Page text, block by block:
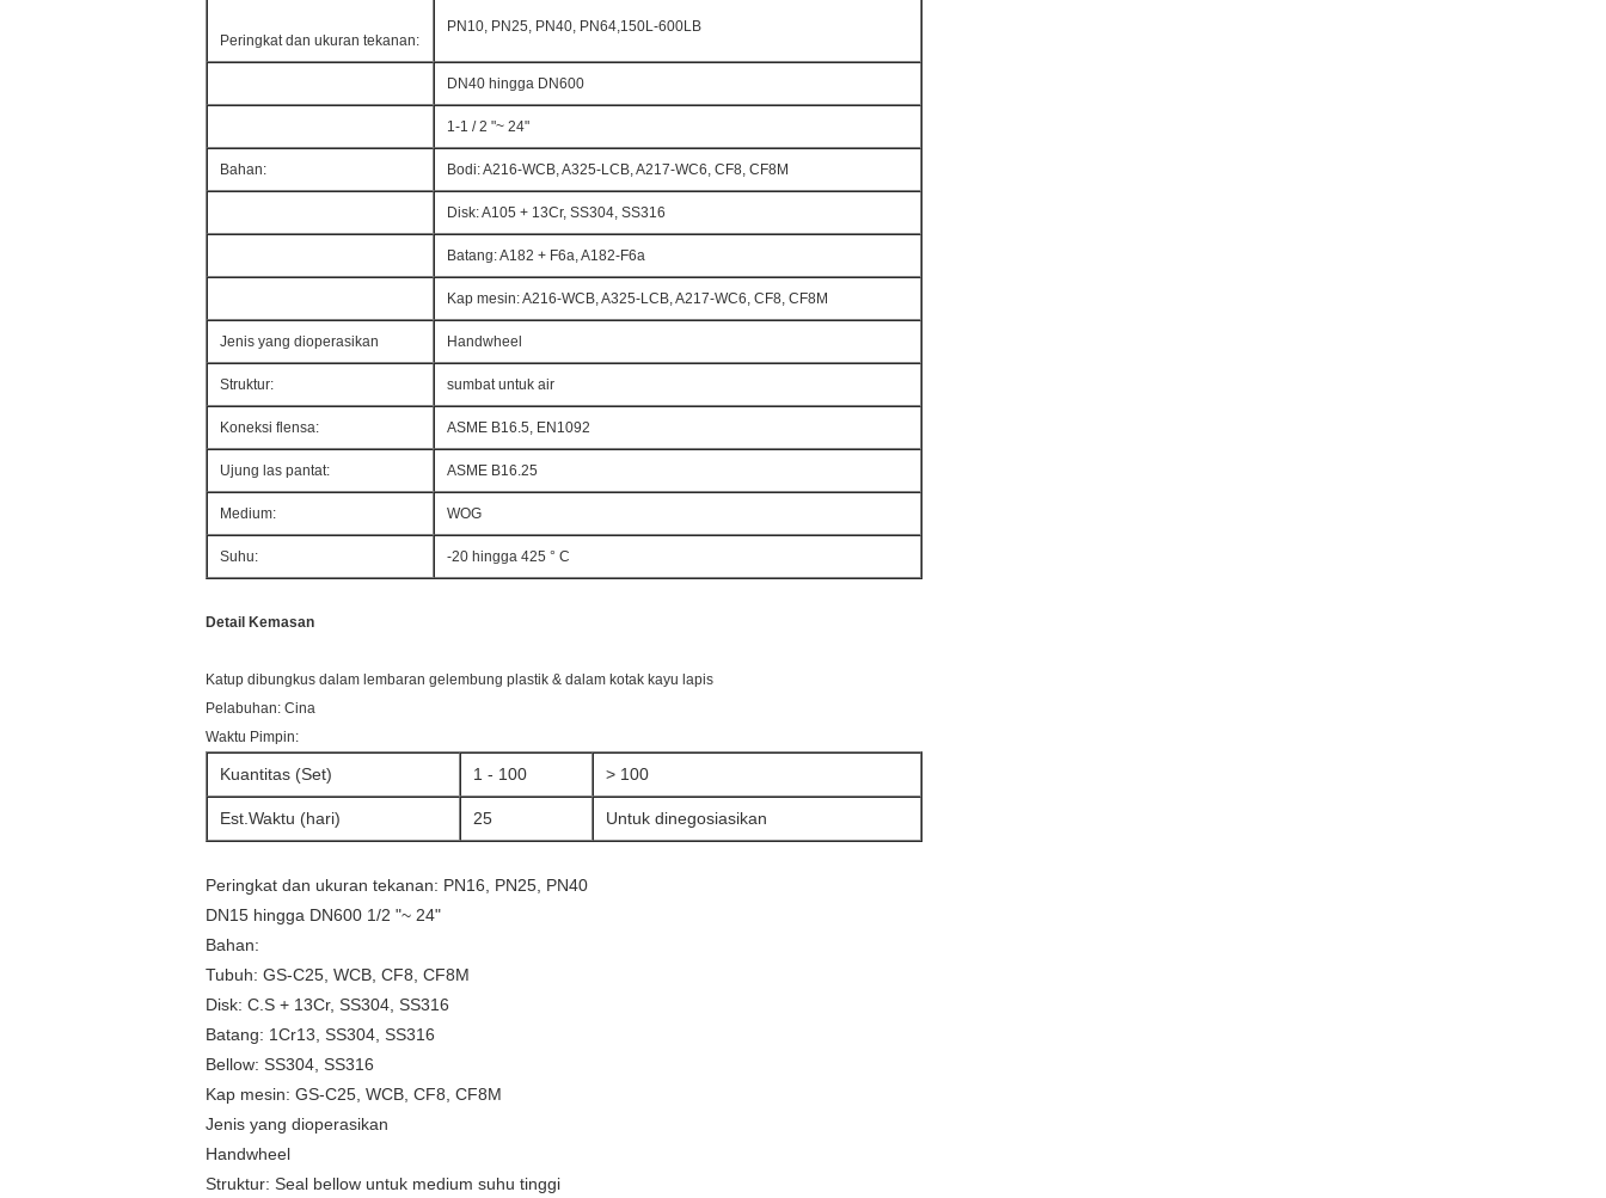
Peringkat dan ukuran tekanan:
PN10, PN25, PN40, PN64,150L-600LB
DN40 hingga DN600
1-1 / 2 "~ 24"
Bahan: Bodi: A216-WCB, A325-LCB, A217-WC6, CF8, CF8M
Disk: A105 + 13Cr, SS304, SS316
Batang: A182 + F6a, A182-F6a
Kap mesin: A216-WCB, A325-LCB, A217-WC6, CF8, CF8M
Jenis yang dioperasikan Handwheel
Struktur: sumbat untuk air
Koneksi flensa: ASME B16.5, EN1092
Ujung las pantat: ASME B16.25
Medium: WOG
Suhu: -20 hingga 425 ° C
Detail Kemasan
Katup dibungkus dalam lembaran gelembung plastik & dalam kotak kayu lapis
Pelabuhan: Cina
Waktu Pimpin:
Kuantitas (Set) 1 - 100 > 100
Est.Waktu (hari) 25 Untuk dinegosiasikan
Peringkat dan ukuran tekanan: PN16, PN25, PN40
DN15 hingga DN600 1/2 "~ 24"
Bahan:
Tubuh: GS-C25, WCB, CF8, CF8M
Disk: C.S + 13Cr, SS304, SS316
Batang: 1Cr13, SS304, SS316
Bellow: SS304, SS316
Kap mesin: GS-C25, WCB, CF8, CF8M
Jenis yang dioperasikan
Handwheel
Struktur: Seal bellow untuk medium suhu tinggi